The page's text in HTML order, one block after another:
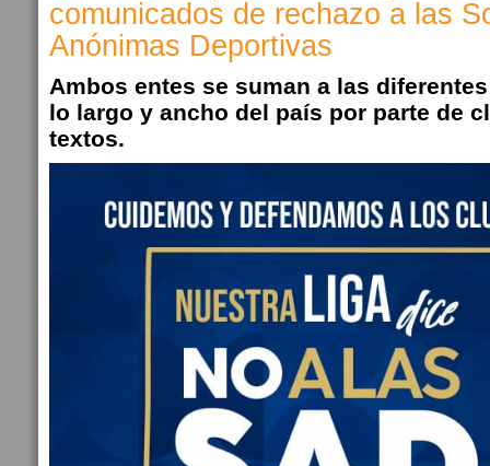
comunicados de rechazo a las
Anónimas Deportivas
Ambos entes se suman a las
lo largo y ancho del país por parte de
textos.